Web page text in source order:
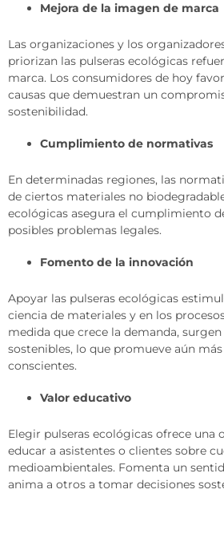
Mejora de la imagen de marca
Las organizaciones y los
priorizan las pulseras ecológicas
marca. Los consumidores de hoy
causas que demuestran un
sostenibilidad.
Cumplimiento de normativas
En determinadas regiones, las
de ciertos materiales no
ecológicas asegura el cumplimiento
posibles problemas legales.
Fomento de la innovación
Apoyar las pulseras ecológicas
ciencia de materiales y en los
medida que crece la demanda,
sostenibles, lo que promueve aún
conscientes.
Valor educativo
Elegir pulseras ecológicas ofrece una
educar a asistentes o clientes sobre
medioambientales. Fomenta un
anima a otros a tomar decisiones